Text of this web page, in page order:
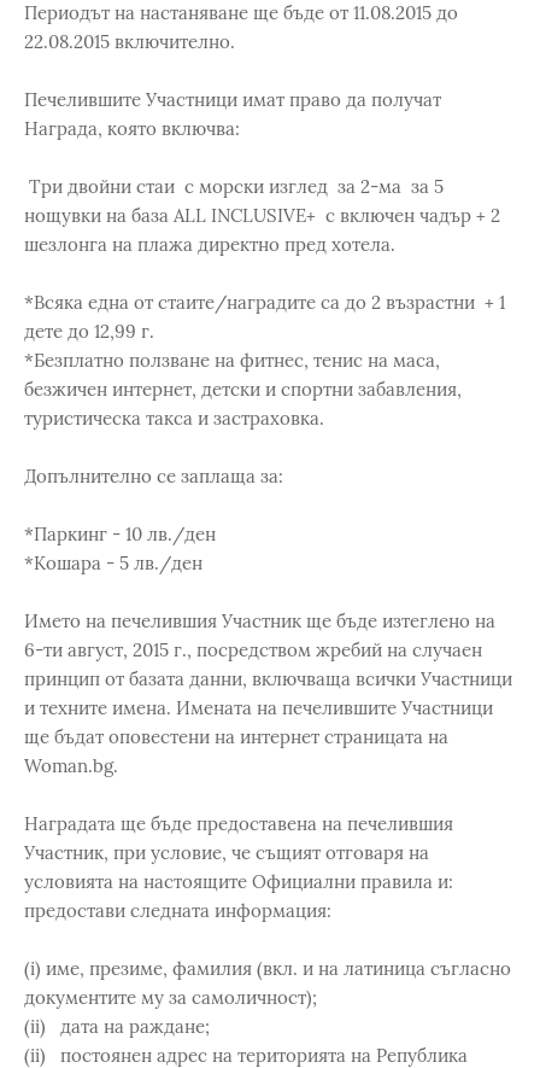
Периодът на настаняване ще бъде от 11.08.2015 до
22.08.2015 включително.
Печелившите Участници имат право да получат
Награда, която включва:
Три двойни стаи с морски изглед за 2-ма за 5
нощувки на база ALL INCLUSIVE+ с включен чадър + 2
шезлонга на плажа директно пред хотела.
*Всяка една от стаите/наградите са до 2 възрастни + 1
дете до 12,99 г.
*Безплатно ползване на фитнес, тенис на маса,
безжичен интернет, детски и спортни забавления,
туристическа такса и застраховка.
Допълнително се заплаща за:
*Паркинг - 10 лв./ден
*Кошара - 5 лв./ден
Името на печелившия Участник ще бъде изтеглено на
6-ти август, 2015 г., посредством жребий на случаен
принцип от базата данни, включваща всички Участници
и техните имена. Имената на печелившите Участници
ще бъдат оповестени на интернет страницата на
Woman.bg.
Наградата ще бъде предоставена на печелившия
Участник, при условие, че същият отговаря на
условията на настоящите Официални правила и:
предостави следната информация:
(i) име, презиме, фамилия (вкл. и на латиница съгласно
документите му за самоличност);
(ii) дата на раждане;
(ii) постоянен адрес на територията на Република